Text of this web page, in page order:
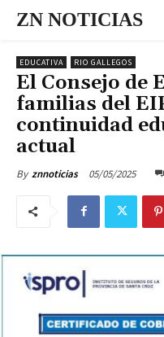
ZN NOTICIAS
EDUCATIVA RIO GALLEGOS
El Consejo de
familias del
continuidad
actual
By znnoticias 05/05/2025